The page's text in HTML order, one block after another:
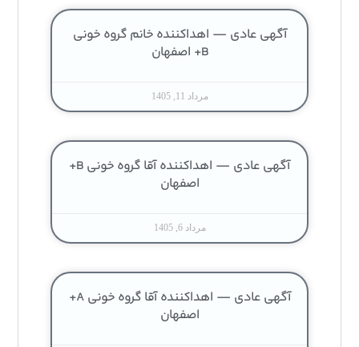
آگهی عادی — اهداکننده خانم گروه خونی
B+ اصفهان
مرداد 11, 1405
آگهی عادی — اهداکننده آقا گروه خونی B+
اصفهان
مرداد 6, 1405
آگهی عادی — اهداکننده آقا گروه خونی A+
اصفهان